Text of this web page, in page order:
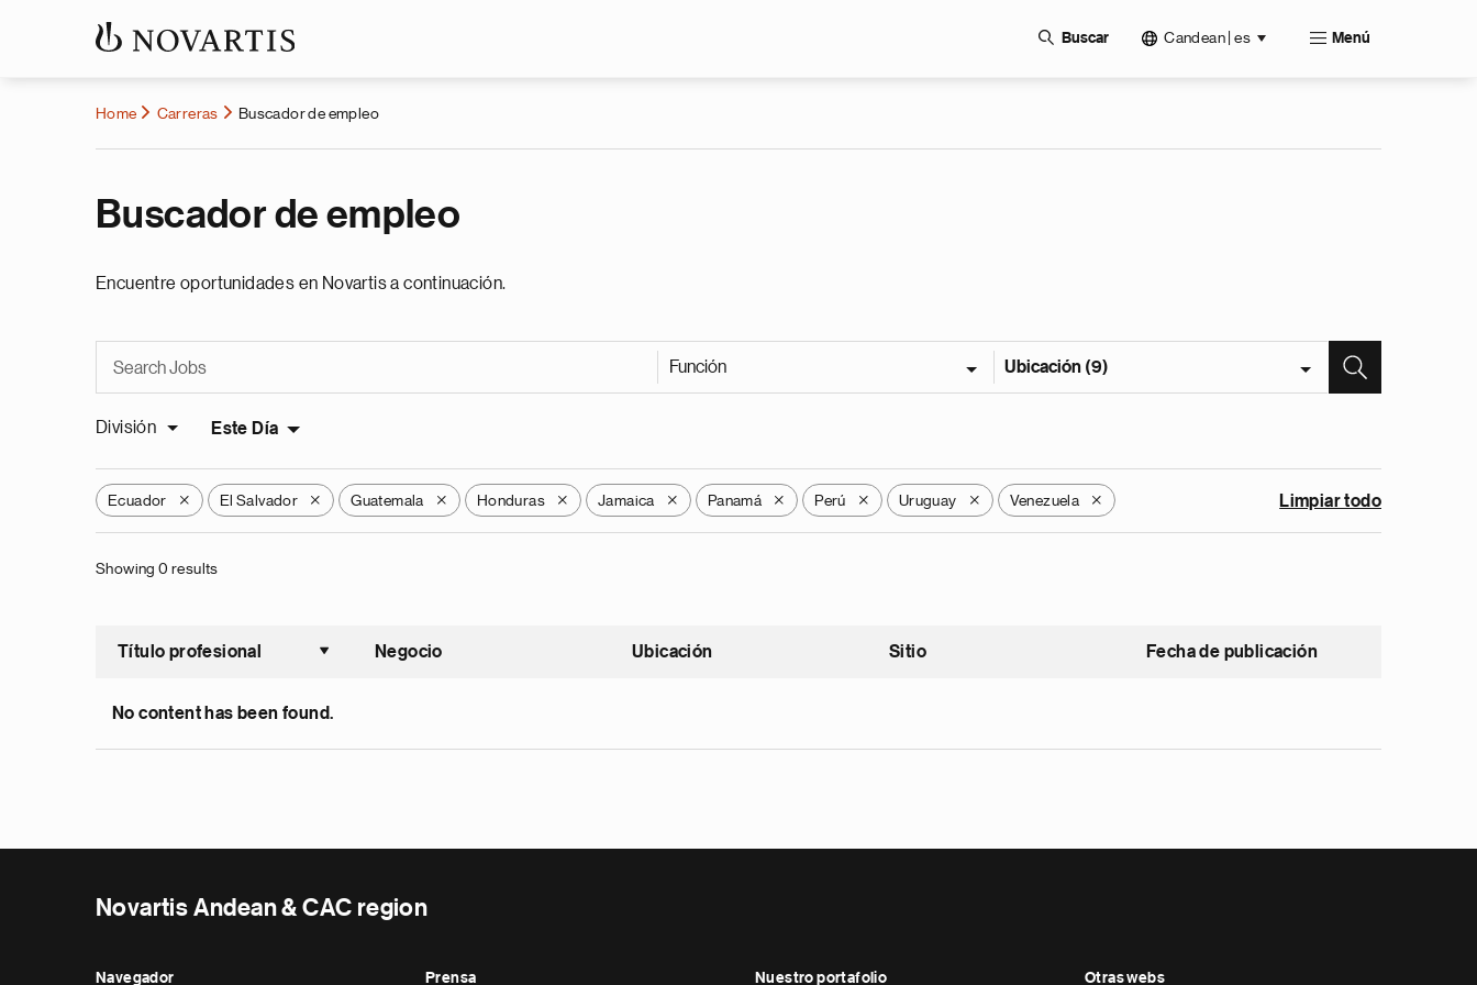
Buscar Candean | es Menú
Home Carreras Buscador de empleo
Buscador de empleo
Encuentre oportunidades en Novartis a continuación.
Función Ubicación (9)
División Este Día
Ecuador X El Salvador X Guatemala X Honduras X Jamaica X Panamá X Perú X Uruguay X Venezuela X Limpiar todo
Showing 0 results
Título profesional
Ordenar ascendente
Negocio Ubicación Sitio Fecha de publicación
No content has been found.
Novartis Andean & CAC region
Navegador Prensa Nuestro portafolio Otras webs